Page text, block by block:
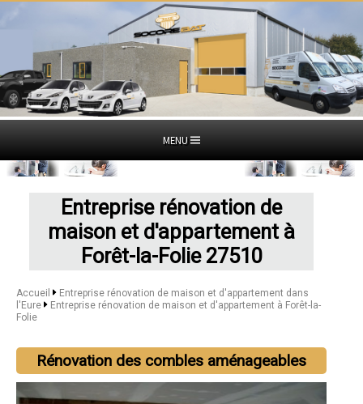
MENU
Entreprise rénovation de
maison et d'appartement à
Forêt-la-Folie 27510
Accueil
Entreprise rénovation de maison et d'appartement dans
l'Eure
Entreprise rénovation de maison et d'appartement à Forêt-la-
Folie
Rénovation des combles aménageables